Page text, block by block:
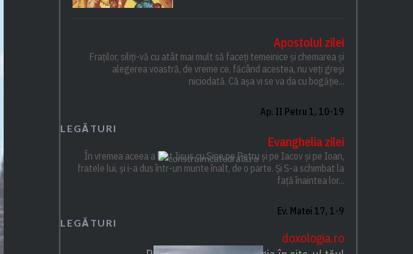
Apostolul zilei
Fraților, siliți-vă cu atât mai mult să faceți temeinice și chemarea și
alegerea voastră, de vreme ce, făcând acestea, nu veți greși
niciodată. Că așa vi se va da cu bogăție...
Ap. II Petru 1, 10-19
Evanghelia zilei
În vremea aceea a luat Iisus cu Sine pe Petru și pe Iacov și pe Ioan,
fratele lui, și i-a dus într-un munte înalt, de o parte. Și S-a schimbat la
față înaintea lor...
Ev. Matei 17, 1-9
doxologia.ro
LEGĂTURI
LEGĂTURI